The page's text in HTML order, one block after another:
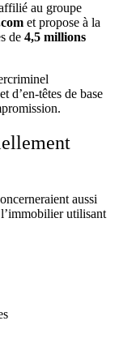
au groupe
et propose à la
de 4,5 millions
d’en-têtes de base
aussi
utilisant